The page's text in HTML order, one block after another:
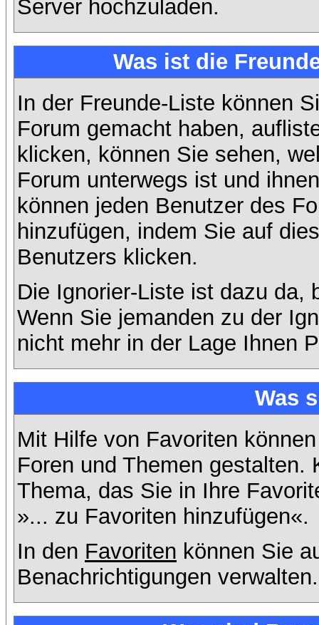
Server hochzuladen.
Was ist die
In der Freunde-Liste können
Forum gemacht haben,
klicken, können Sie sehen,
Forum unterwegs ist und
können jeden Benutzer des
hinzufügen, indem Sie auf
Benutzers klicken.
Die Ignorier-Liste ist dazu da,
Wenn Sie jemanden zu der
nicht mehr in der Lage Ihnen
Was
Mit Hilfe von Favoriten
Foren und Themen gestalten.
Thema, das Sie in Ihre
»... zu Favoriten hinzufügen«.
In den Favoriten können Sie
Benachrichtigungen verwalten.